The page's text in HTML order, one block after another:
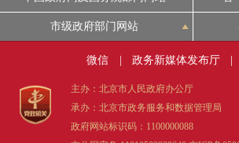
市级政府部门网站
微信 政务新媒体发布厅
主办：北京市人民政府办公厅
承办：北京市政务服务和数据管理局
政府网站标识码：1100000088